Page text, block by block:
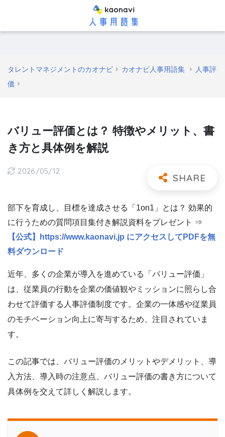
タレントマネジメントのカオナビ カオナビ人事用語集
人事評
価
バリュー評価とは？ 特徴やメリット、書
き方と具体例を解説
2026/05/12
部下を育成し、目標を達成させる「1on1」とは？ 効果的
に行うための質問項目集付き解説資料をプレゼント ⇒
【公式】https://www.kaonavi.jp にアクセスしてPDFを無
料ダウンロード
近年、多くの企業が導入を進めている「バリュー評価」
は、従業員の行動を企業の価値観やミッションに照らし合
わせて評価する人事評価制度です。企業の一体感や従業員
のモチベーション向上に寄与するため、注目されていま
す。
この記事では、バリュー評価のメリットやデメリット、導
入方法、導入時の注意点、バリュー評価の書き方について
具体例を交えて詳しく解説します。